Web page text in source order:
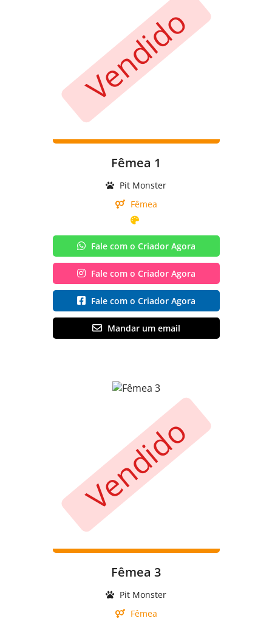
Vendido
Fêmea 1
Pit Monster
Fêmea
Fale com o Criador Agora
Fale com o Criador Agora
Fale com o Criador Agora
Mandar um email
Vendido
Fêmea 3
Pit Monster
Fêmea